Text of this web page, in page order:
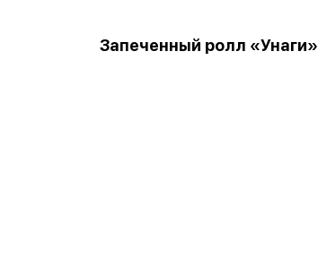
Запеченный ролл «Унаги»